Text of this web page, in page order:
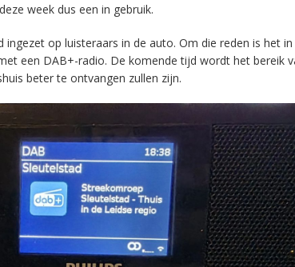
week dus een in gebruik.
op luisteraars in de auto. Om die reden is het in
een DAB+-radio. De komende tijd wordt het bereik
beter te ontvangen zullen zijn.